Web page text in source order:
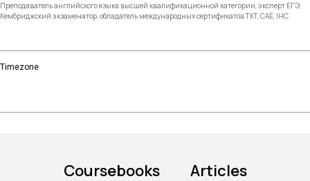
Преподаватель английского языка высшей квалификационной категории, эксперт ЕГЭ,
Кембриджский экзаменатор, обладатель международных сертификатов TKT, CAE, IHC.
Timezone
Coursebooks Articles